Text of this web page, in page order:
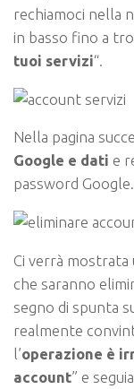
rechiamoci nella
in basso fino a
tuoi servizi“.
Nella pagina
Google e dati e
password Google.
Ci verrà mostrata
che saranno
segno di spunta
realmente
l’operazione è
account” e